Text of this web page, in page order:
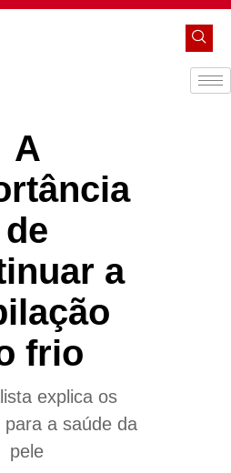
A
de
a
frio
explica os
para a saúde da
pele